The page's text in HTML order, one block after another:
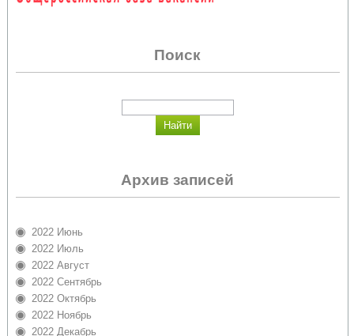
Поиск
Архив записей
2022 Июнь
2022 Июль
2022 Август
2022 Сентябрь
2022 Октябрь
2022 Ноябрь
2022 Декабрь